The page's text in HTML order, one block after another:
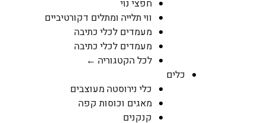
חפצי נוי
ווי תלייה ומתלים דקורטיביים
מעמדים לכלי כתיבה
מעמדים לכלי כתיבה
לכל הקטגוריה ←
כלים
כלי נירוסטה מעוצבים
מאגים וכוסות קפה
קנקנים